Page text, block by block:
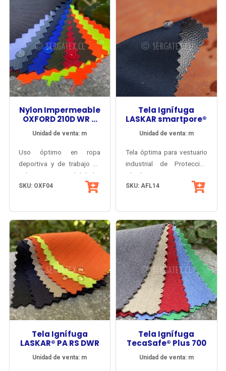
resistencia a las
salpicaduras de ácidos.
Propiedades inherentes, no
se degradan.
para lavado industrial y
trato rudo. Certificado
OËKO-TEX® libre de
químicos tóxicos.
Nylon Impermeable
OXFORD 210D WR +
PU5000
Unidad de venta: m
Uso óptimo en ropa
deportiva y de trabajo de
máxima impermeabilidad y
trato rudo. Accesorios
alta impermeabilidad.
SKU: OXF04
Tela Ignífuga
LASKAR smartpore®
Unidad de venta: m
Tela óptima para vestuario
industrial de Protección
Climática, Fuego Repentino
y Arco Eléctrico.
antiestático.
SKU: AFL14
Tela Ignífuga
LASKAR® PA RS DWR
Unidad de venta: m
Tela Ignífuga
TecaSafe® Plus 700
Unidad de venta: m